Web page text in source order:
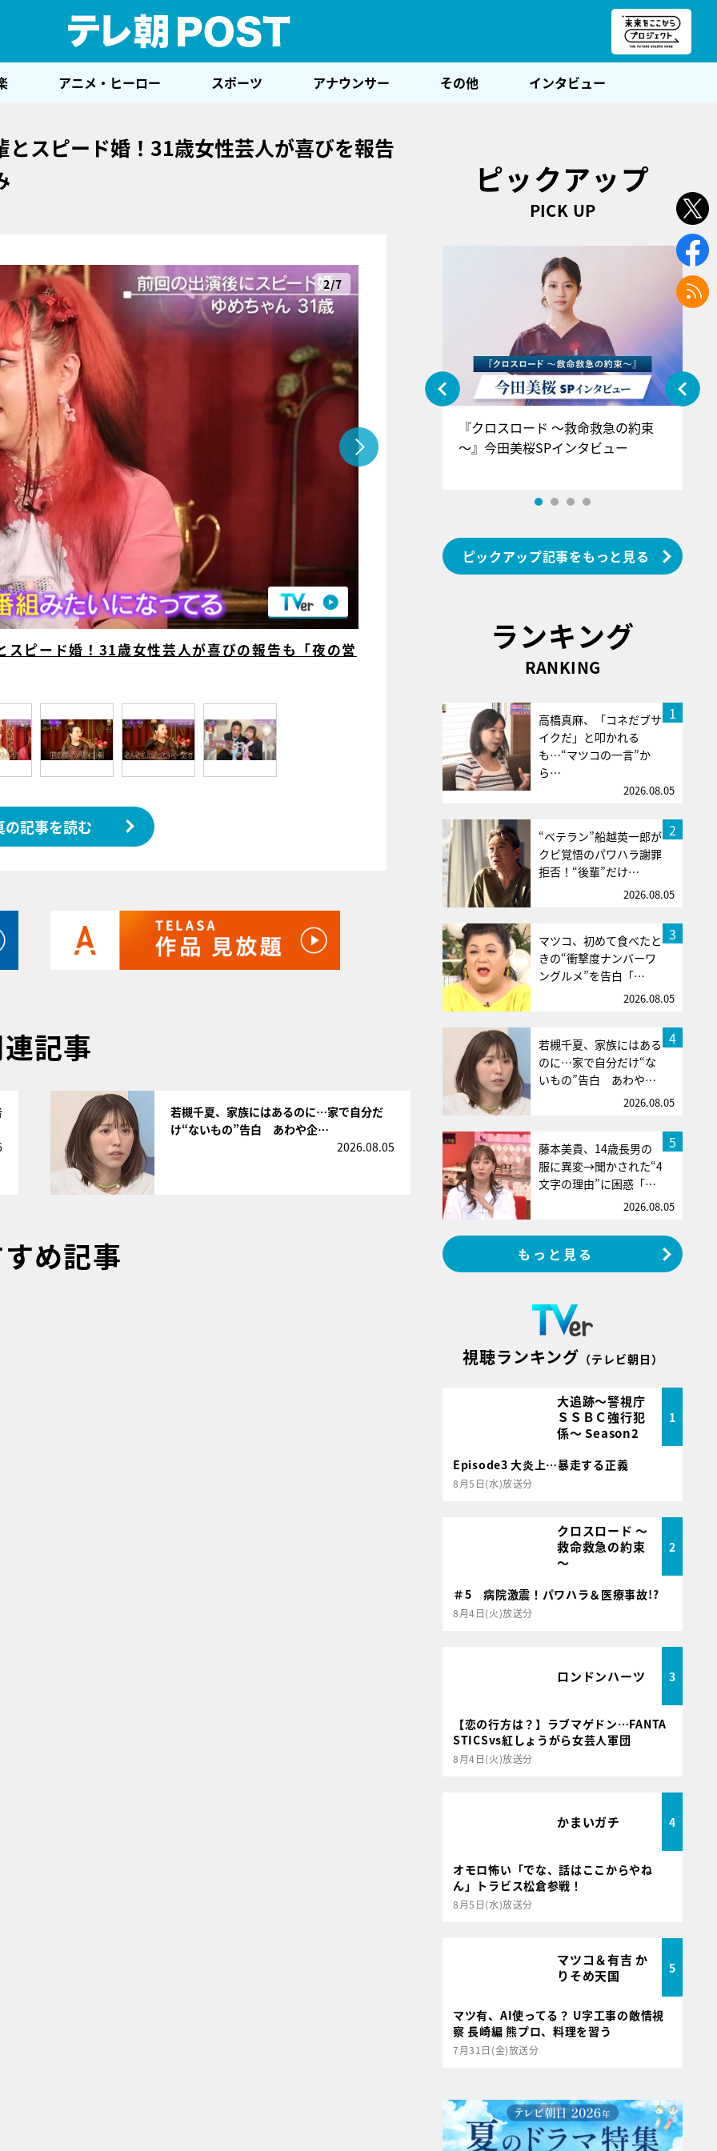
アニメ・ヒーロー スポーツ アナウンサー その他 インタビュー
スピード婚！31歳女性芸人が喜びを報告
2/7
ピード婚！31歳女性芸人が喜びの報告も「夜の営
の記事を読む
記事
若槻千夏、家族にはあるのに…家で自分だ
け“ないもの”告白 あわや企…
2026.08.05
め記事
ピックアップ
PICK UP
『アイ＝ラブ！げーみんぐ』＝LOV
E齋藤樹愛羅＆佐々木舞香SPインタ
『クロスロード ～救命救急の約束
～』今田美桜SPインタビュー
ピックアップ記事をもっと見る
ランキング
RANKING
1
高橋真麻、「コネだブサ
イクだ」と叩かれる
も…“マツコの一言”か
ら…
2026.08.05
2
“ベテラン”船越英一郎が
クビ覚悟のパワハラ謝罪
拒否！“後輩”だけ…
2026.08.05
3
マツコ、初めて食べたと
きの“衝撃度ナンバーワ
ングルメ”を告白「…
2026.08.05
4
若槻千夏、家族にはある
のに…家で自分だけ“な
いもの”告白 あわや…
2026.08.05
5
藤本美貴、14歳長男の
服に異変→聞かされた“4
文字の理由”に困惑「…
2026.08.05
もっと見る
視聴ランキング （テレビ朝日）
大追跡～警視庁
ＳＳＢＣ強行犯
係～ Season2
1
Episode3 大炎上…暴走する正義
8月5日(水)放送分
クロスロード ～
救命救急の約束
～
2
＃5 病院激震！パワハラ＆医療事故!?
8月4日(火)放送分
ロンドンハーツ 3
【恋の行方は？】ラブマゲドン…FANTA
STICSvs紅しょうがら女芸人軍団
8月4日(火)放送分
かまいガチ 4
オモロ怖い「でな、話はここからやね
ん」トラビス松倉参戦！
8月5日(水)放送分
マツコ＆有吉 か
りそめ天国
5
マツ有、AI使ってる？ U字工事の敵情視
察 長崎編 熊プロ、料理を習う
7月31日(金)放送分